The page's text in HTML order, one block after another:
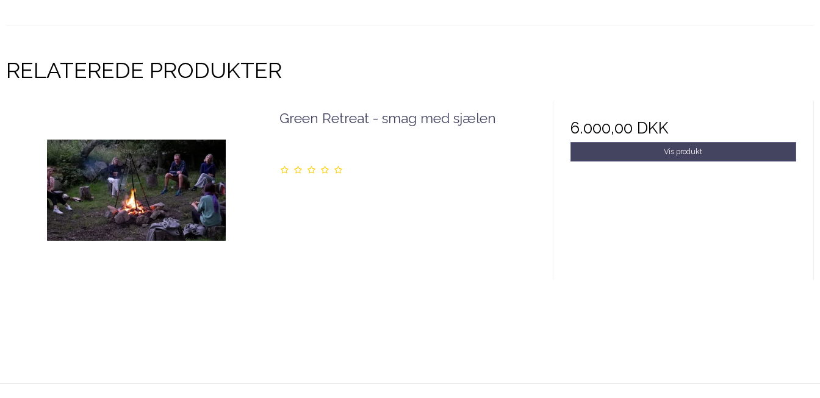
RELATEREDE PRODUKTER
Green Retreat - smag med sjælen 6.000,00 DKK
Vis produkt